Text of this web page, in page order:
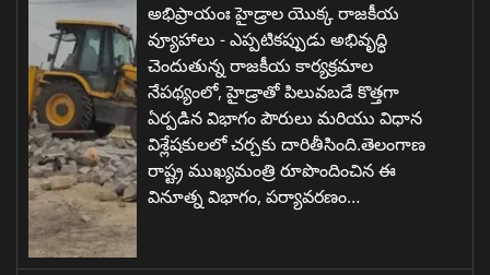
అభిప్రాయంః హైడ్రాల యొక్క రాజకీయ
వ్యూహాలు - ఎప్పటికప్పుడు అభివృద్ధి
చెందుతున్న రాజకీయ కార్యక్రమాల
నేపథ్యంలో, హైడ్రాతో పిలువబడే కొత్తగా
ఏర్పడిన విభాగం పౌరులు మరియు విధాన
విశ్లేషకులలో చర్చకు దారితీసింది.తెలంగాణ
రాష్ట్ర ముఖ్యమంత్రి రూపొందించిన ఈ
వినూత్న విభాగం, పర్యావరణం…